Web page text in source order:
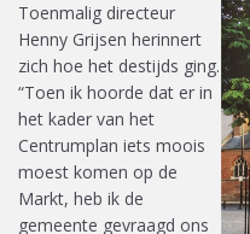
Toenmalig directeur
Henny Grijsen herinnert
zich hoe het destijds ging.
“Toen ik hoorde dat er in
het kader van het
Centrumplan iets moois
moest komen op de
Markt, heb ik de
gemeente gevraagd ons